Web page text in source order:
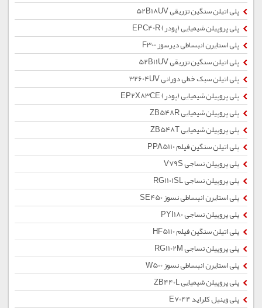
پلی اتیلن سنگین تزریقی 52B18UV
پلی پروپیلن شیمیایی (پودر) EPC40R
پلی استایرن انبساطی دیرسوز F300
پلی اتیلن سنگین تزریقی 52B11UV
پلی اتیلن سبک خطی دورانی 32604UV
پلی پروپیلن شیمیایی (پودر) EP2X83CE
پلی پروپیلن شیمیایی ZB548R
پلی پروپیلن شیمیایی ZB548T
پلی اتیلن سنگین فیلم PPA5110
پلی پروپیلن نساجی V79S
پلی پروپیلن نساجی RG1101SL
پلی استایرن انبساطی نسوز SE450
پلی پروپیلن نساجی PYI180
پلی اتیلن سنگین فیلم HF5110
پلی پروپیلن نساجی RG1102M
پلی استایرن انبساطی نسوز W500
پلی پروپیلن شیمیایی ZB440L
پلی وینیل کلراید E7044